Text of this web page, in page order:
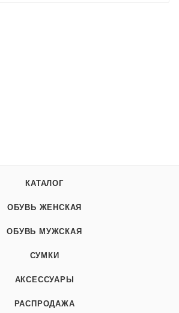
КАТАЛОГ
ОБУВЬ ЖЕНСКАЯ
ОБУВЬ МУЖСКАЯ
СУМКИ
АКСЕССУАРЫ
РАСПРОДАЖА